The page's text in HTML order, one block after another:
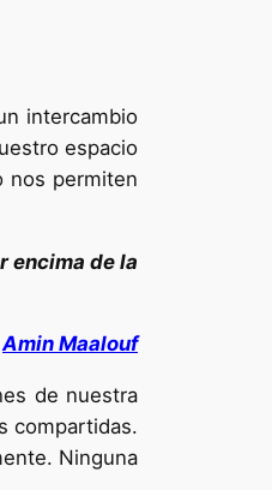
intercambio
espacio
nos permiten
encima de la
Amin Maalouf
de nuestra
compartidas.
Ninguna